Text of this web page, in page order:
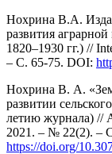
Нохрина В.А.
развития
1820–1930 гг.) //
– С. 65-75. DOI:
Нохрина В. А.
развитии
летию журнала) //
2021. – № 22(2). –
https://doi.org/